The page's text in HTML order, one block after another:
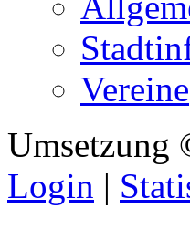
Vereine
Umsetzung
Login |